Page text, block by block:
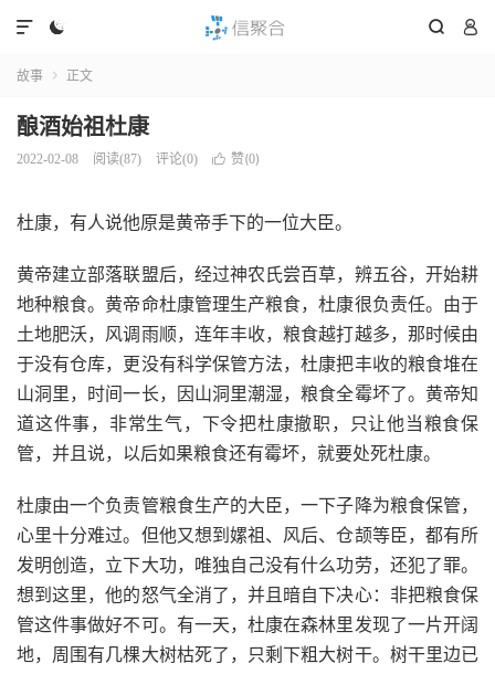
  

故事  正文
酿酒始祖杜康
2022-02-08 阅读(87) 评论(0)  赞(0)
杜康，有人说他原是黄帝手下的一位大臣。
黄帝建立部落联盟后，经过神农氏尝百草，辨五谷，开始耕
地种粮食。黄帝命杜康管理生产粮食，杜康很负责任。由于
土地肥沃，风调雨顺，连年丰收，粮食越打越多，那时候由
于没有仓库，更没有科学保管方法，杜康把丰收的粮食堆在
山洞里，时间一长，因山洞里潮湿，粮食全霉坏了。黄帝知
道这件事，非常生气，下令把杜康撤职，只让他当粮食保
管，并且说，以后如果粮食还有霉坏，就要处死杜康。
杜康由一个负责管粮食生产的大臣，一下子降为粮食保管，
心里十分难过。但他又想到嫘祖、风后、仓颉等臣，都有所
发明创造，立下大功，唯独自己没有什么功劳，还犯了罪。
想到这里，他的怒气全消了，并且暗自下决心：非把粮食保
管这件事做好不可。有一天，杜康在森林里发现了一片开阔
地，周围有几棵大树枯死了，只剩下粗大树干。树干里边已